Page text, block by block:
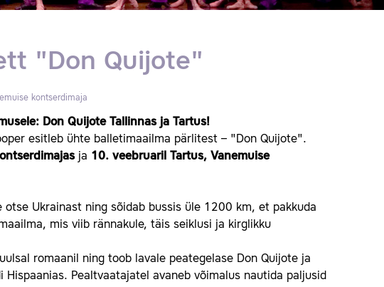
"Don Quijote"
kontserdimaja
Don Quijote Tallinnas ja Tartus!
esitleb ühte balletimaailma pärlitest – "Don Quijote".
ja 10. veebruaril Tartus, Vanemuise
Ukrainast ning sõidab bussis üle 1200 km, et pakkuda
mis viib rännakule, täis seiklusi ja kirglikku
romaanil ning toob lavale peategelase Don Quijote ja
Pealtvaatajatel avaneb võimalus nautida paljusid